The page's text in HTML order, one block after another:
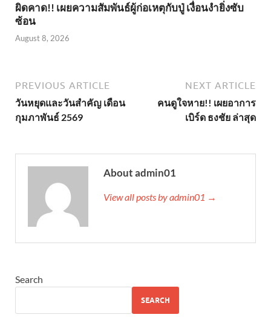
ผิดคาด!! เผยความสัมพันธ์ผู้ก่อเหตุกับปู่ เงื่อนงำยิ่งซับ
ซ้อน
August 8, 2026
PREVIOUS ARTICLE
วันหยุดและวันสำคัญ เดือน
กุมภาพันธ์ 2569
NEXT ARTICLE
คนดูใจหาย!! เผยอาการ
เบิร์ด ธงชัย ล่าสุด
About admin01
View all posts by admin01 →
Search
SEARCH